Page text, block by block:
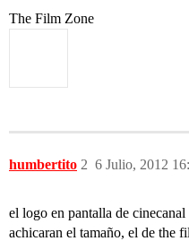
The Film Zone
humbertito 6 Julio, 2012
2
el logo en pantalla de
achicaran el tamaño, el de the